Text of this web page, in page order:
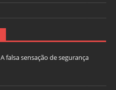
A falsa sensação de segurança